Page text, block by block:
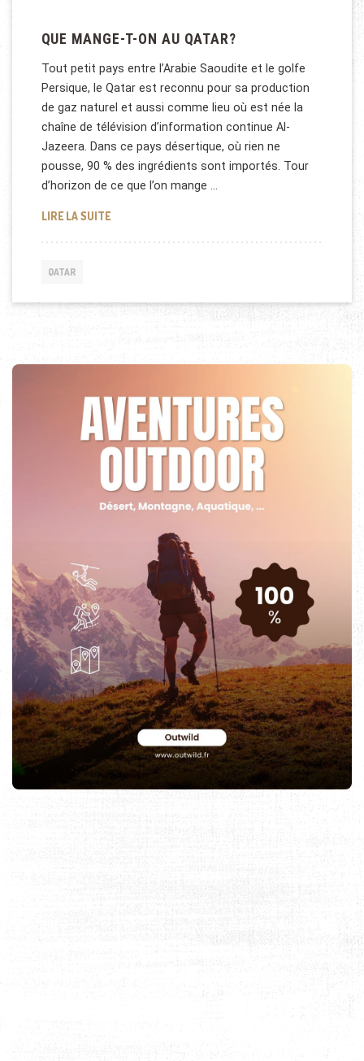
QUE MANGE-T-ON AU QATAR?
Tout petit pays entre l’Arabie Saoudite et le golfe
Persique, le Qatar est reconnu pour sa production
de gaz naturel et aussi comme lieu où est née la
chaîne de télévision d’information continue Al-
Jazeera. Dans ce pays désertique, où rien ne
pousse, 90 % des ingrédients sont importés. Tour
d’horizon de ce que l’on mange …
LIRE LA SUITEQUE MANGE-T-ON AU QATAR?
QATAR